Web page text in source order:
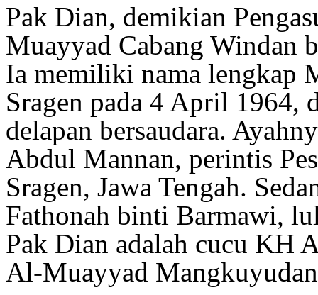
Pak Dian, demikian
Muayyad Cabang Windan
Ia memiliki nama lengkap
Sragen pada 4 April 1964,
delapan bersaudara.
Abdul Mannan, perintis
Sragen, Jawa Tengah.
Fathonah binti Barmawi,
Pak Dian adalah cucu KH
Al-Muayyad